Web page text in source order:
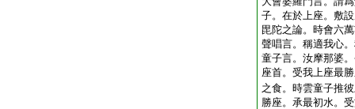
子。在於上座。敷
毘陀之論。時會六
聲唱言。稱適我心
童子言。汝摩那婆
座首。受我上座最
之食。時雲童子推
勝座。承最初水。